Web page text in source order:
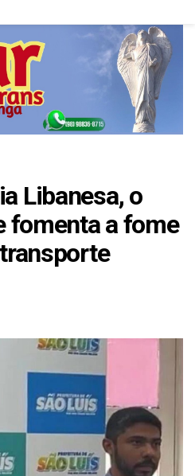
Libanesa, o
fomenta a fome